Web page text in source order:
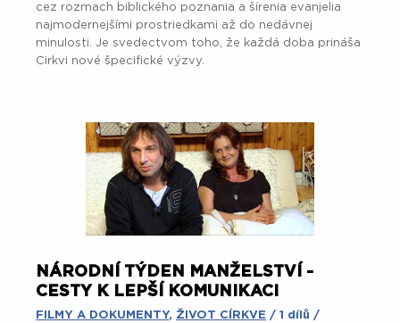
cez rozmach biblického poznania a šírenia evanjelia
najmodernejšími prostriedkami až do nedávnej
minulosti. Je svedectvom toho, že každá doba prináša
Cirkvi nové špecifické výzvy.
NÁRODNÍ TÝDEN MANŽELSTVÍ -
CESTY K LEPŠÍ KOMUNIKACI
FILMY A DOKUMENTY, ŽIVOT CÍRKVE / 1 dílů /